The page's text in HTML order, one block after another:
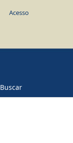
Buscar
Acesso